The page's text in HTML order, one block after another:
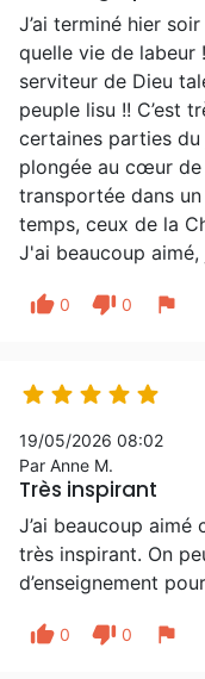
J’ai terminé hier
quelle vie de labeur
serviteur de Dieu
peuple lisu !! C’est
certaines parties du
plongée au cœur de
transportée dans
temps, ceux de la
J'ai beaucoup
thumb_up 0 thumb_down 0 flag
    
19/05/2026 08:02
Par Anne M.
Très inspirant
J’ai beaucoup
très inspirant. On
d’enseignement
thumb_up 0 thumb_down 0 flag